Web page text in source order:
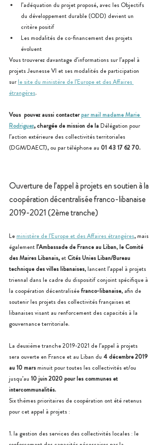
l’adéquation du projet proposé, avec les Objectifs
du développement durable (ODD) devient un
critère positif
Les modalités de co-financement des projets
évoluent
Vous trouverez davantage d’informations sur l’appel à
projets Jeunesse VI et ses modalités de participation
sur le site du ministère de l’Europe et des Affaires
étrangères.
Vous  pouvez aussi contacter par mail madame Marie
Rodriguez, chargée de mission de la Délégation pour
l’action extérieure des collectivités territoriales
(DGM/DAECT), ou par téléphone au 01 43 17 62 70.
Ouverture de l’appel à projets en soutien à la
coopération décentralisée franco-libanaise
2019-2021 (2ème tranche)
Le ministère de l’Europe et des Affaires étrangères, mais
également l’Ambassade de France au Liban, le Comité
des Maires Libanais, et Cités Unies Liban/Bureau
technique des villes libanaises, lancent l’appel à projets
triennal dans le cadre du dispositif conjoint spécifique à
la coopération décentralisée franco-libanaise, afin de
soutenir les projets des collectivités françaises et
libanaises visant au renforcement des capacités à la
gouvernance territoriale.
La deuxième tranche 2019-2021 de l’appel à projets
sera ouverte en France et au Liban du 4 décembre 2019
au 10 mars minuit pour toutes les collectivités et/ou
jusqu’au 10 juin 2020 pour les communes et
intercommunalités.
Six thèmes prioritaires de coopération ont été retenus
pour cet appel à projets :
1. la gestion des services des collectivités locales : le